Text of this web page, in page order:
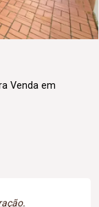
Venda em